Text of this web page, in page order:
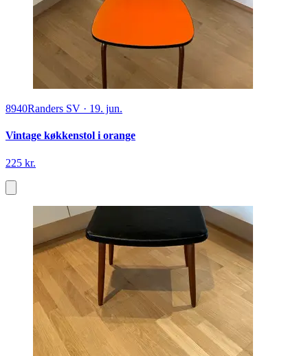
8940Randers SV · 19. jun.
Vintage køkkenstol i orange
225 kr.